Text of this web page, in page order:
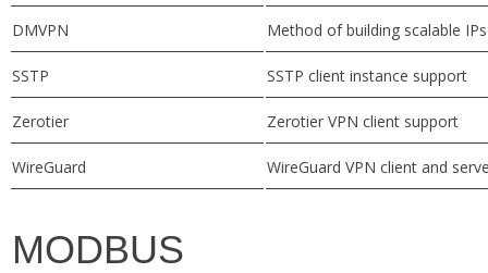
DMVPN Method of building scalable
SSTP SSTP client instance support
Zerotier Zerotier VPN client support
WireGuard WireGuard VPN client and
MODBUS